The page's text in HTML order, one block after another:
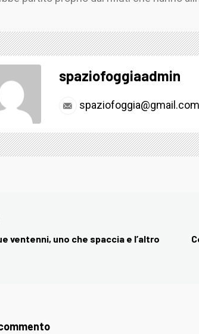
spaziofoggiaadmin
spaziofoggia@gmail.com
ventenni, uno che spaccia e l’altro